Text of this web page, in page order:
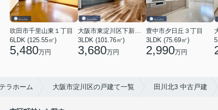
吹田市千里山東１丁目
6LDK (125.55㎡)
5,480万円
大阪市東淀川区下新庄４丁目
3LDK (101.76㎡)
3,680万円
豊中市夕日丘３丁目
3LDK (75.69㎡)
2,990万円
ラホーム 大阪市淀川区の戸建て一覧 田川北3 中古戸建